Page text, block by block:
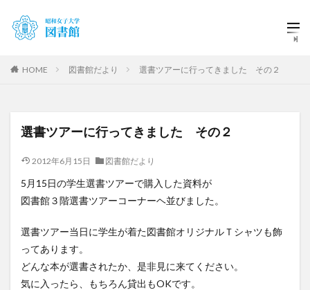
HOME 図書館だより 選書ツアーに行ってきました その２
選書ツアーに行ってきました その２
2012年6月15日 図書館だより
5月15日の学生選書ツアーで購入した資料が
図書館３階選書ツアーコーナーヘ並びました。
選書ツアー当日に学生が着た図書館オリジナルＴシャツも飾
ってあります。
どんな本が選書されたか、是非見に来てください。
気に入ったら、もちろん貸出もOKです。